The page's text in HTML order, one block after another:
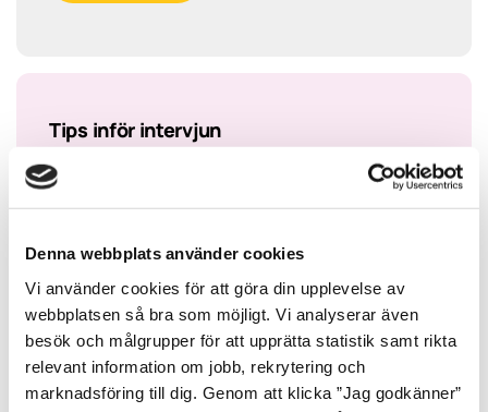
Denna webbplats använder cookies
Vi använder cookies för att göra din upplevelse av
webbplatsen så bra som möjligt. Vi analyserar även
besök och målgrupper för att upprätta statistik samt rikta
relevant information om jobb, rekrytering och
marknadsföring till dig. Genom att klicka ”Jag godkänner”
Tips inför intervjun
Inför en intervju är det viktigt att du förbereder
dig. Här hittar du viktiga tips framtagna för du ska
känna dig tryggare och mer påläst inför din
Läs mer